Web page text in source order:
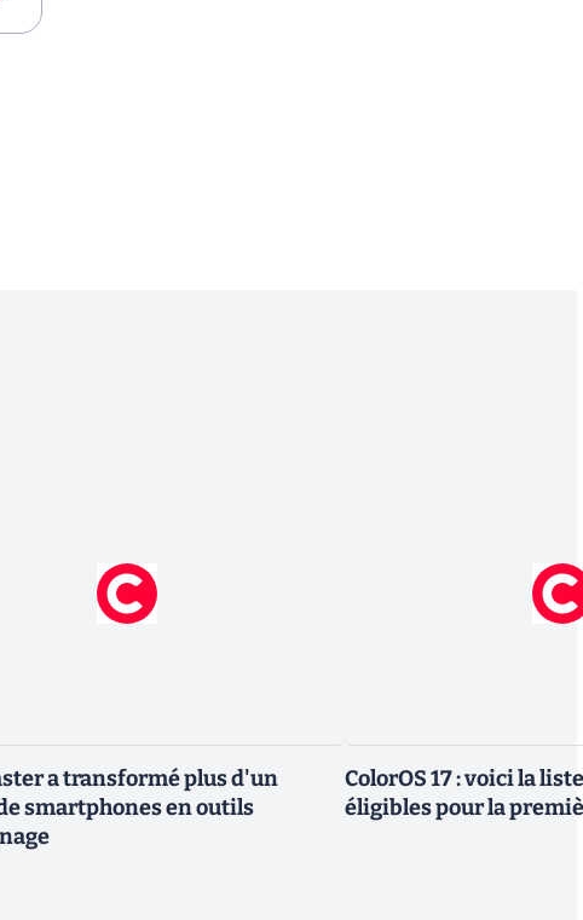
a transformé plus d'un
smartphones en outils
ColorOS 17 : voici la
éligibles pour la